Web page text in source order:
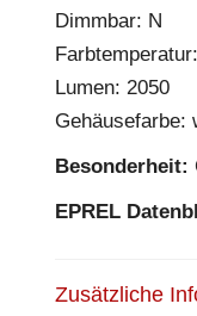
Dimmbar: N
Lumen: 2050
Gehäusefarbe:
Besonderheit:
EPREL
Zusätzliche